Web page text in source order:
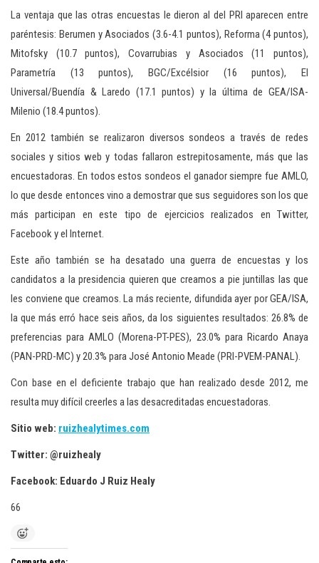
La ventaja que las otras encuestas le dieron al del PRI aparecen entre
paréntesis: Berumen y Asociados (3.6-4.1 puntos), Reforma (4 puntos),
Mitofsky (10.7 puntos), Covarrubias y Asociados (11 puntos),
Parametría (13 puntos), BGC/Excélsior (16 puntos), El
Universal/Buendía & Laredo (17.1 puntos) y la última de GEA/ISA-
Milenio (18.4 puntos).
En 2012 también se realizaron diversos sondeos a través de redes
sociales y sitios web y todas fallaron estrepitosamente, más que las
encuestadoras. En todos estos sondeos el ganador siempre fue AMLO,
lo que desde entonces vino a demostrar que sus seguidores son los que
más participan en este tipo de ejercicios realizados en Twitter,
Facebook y el Internet.
Este año también se ha desatado una guerra de encuestas y los
candidatos a la presidencia quieren que creamos a pie juntillas las que
les conviene que creamos. La más reciente, difundida ayer por GEA/ISA,
la que más erró hace seis años, da los siguientes resultados: 26.8% de
preferencias para AMLO (Morena-PT-PES), 23.0% para Ricardo Anaya
(PAN-PRD-MC) y 20.3% para José Antonio Meade (PRI-PVEM-PANAL).
Con base en el deficiente trabajo que han realizado desde 2012, me
resulta muy difícil creerles a las desacreditadas encuestadoras.
Sitio web: ruizhealytimes.com
Twitter: @ruizhealy
Facebook: Eduardo J Ruiz Healy
66